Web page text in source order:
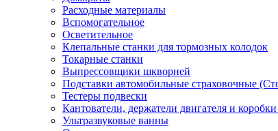
Расходные материалы
Вспомогательное
Осветительное
Клепальные станки для тормозных колодок
Токарные станки
Выпрессовщики шкворней
Подставки автомобильные страховочные
Тестеры подвески
Кантователи, держатели двигателя и коробки
Ультразвуковые ванны